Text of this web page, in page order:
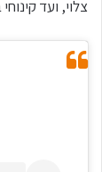
צלוי, ועד